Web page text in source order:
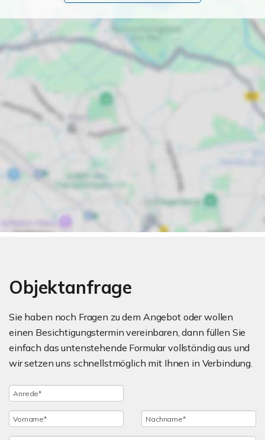
Objektanfrage
Sie haben noch Fragen zu dem Angebot oder wollen
einen Besichtigungstermin vereinbaren, dann füllen Sie
einfach das untenstehende Formular vollständig aus und
wir setzen uns schnellstmöglich mit Ihnen in Verbindung.